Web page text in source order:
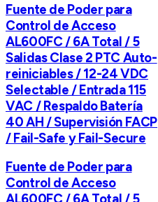
Fuente de Poder para
Control de Acceso
AL600FC / 6A Total / 5
Salidas Clase 2 PTC Auto-
reiniciables / 12-24 VDC
Selectable / Entrada 115
VAC / Respaldo Batería
40 AH / Supervisión FACP
/ Fail-Safe y Fail-Secure
Fuente de Poder para
Control de Acceso